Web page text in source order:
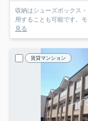
収納はシューズボックス
用することも可能です。
見る
賃貸マンション